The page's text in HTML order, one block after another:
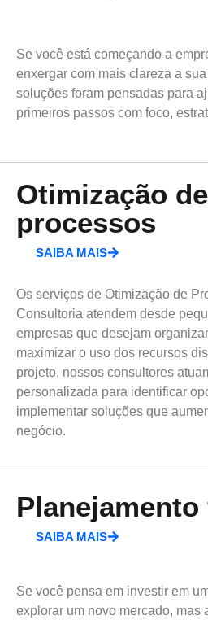
Se você está começando a
enxergar com mais clareza a
soluções foram pensadas para
primeiros passos com foco,
Otimização de
processos
SAIBA MAIS
Os serviços de Otimização de
Consultoria atendem desde
empresas que desejam
maximizar o uso dos recursos
projeto, nossos consultores
personalizada para identificar
implementar soluções que
negócio.
SAIBA MAIS
Se você pensa em investir em
explorar um novo mercado, mas